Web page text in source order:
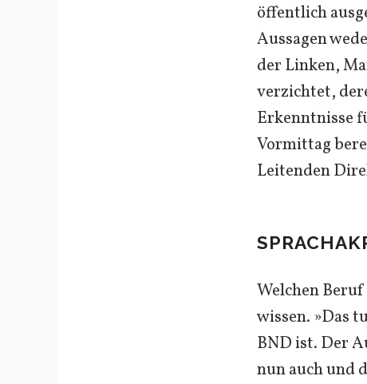
öffentlich
Aussagen
der Linken,
verzichtet,
Erkenntnisse
Vormittag
Leitenden
Welchen
wissen. »Das
BND ist. Der
nun auch und